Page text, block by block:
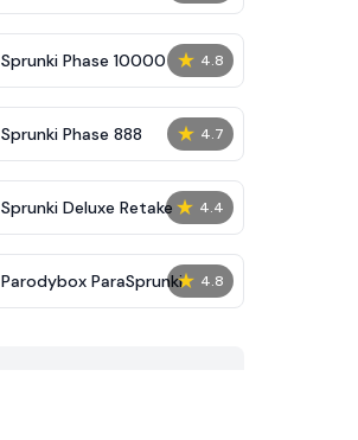
★ 4.8
Sprunki Phase 10000
★ 4.7
Sprunki Phase 888
★ 4.4
Sprunki Deluxe Retake
★ 4.8
Parodybox ParaSprunki